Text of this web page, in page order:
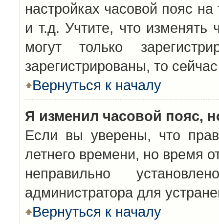
настройках часовой пояс
и т.д. Учтите, что изменять
могут только
зарегистрированы, то
Вернуться к началу
Я изменил часовой пояс,
Если вы уверены, что
летнего времени, но время
неправильно
администратора для
Вернуться к началу